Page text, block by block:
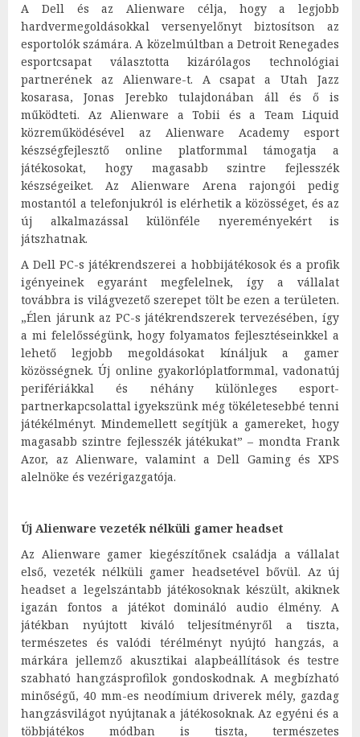
A Dell és az Alienware célja, hogy a legjobb
hardvermegoldásokkal versenyelőnyt biztosítson az
esportolók számára. A közelmúltban a Detroit Renegades
esportcsapat választotta kizárólagos technológiai
partnerének az Alienware-t. A csapat a Utah Jazz
kosarasa, Jonas Jerebko tulajdonában áll és ő is
működteti. Az Alienware a Tobii és a Team Liquid
közreműködésével az Alienware Academy esport
készségfejlesztő online platformmal támogatja a
játékosokat, hogy magasabb szintre fejlesszék
készségeiket. Az Alienware Arena rajongói pedig
mostantól a telefonjukról is elérhetik a közösséget, és az
új alkalmazással különféle nyereményekért is
játszhatnak.
A Dell PC-s játékrendszerei a hobbijátékosok és a profik
igényeinek egyaránt megfelelnek, így a vállalat
továbbra is világvezető szerepet tölt be ezen a területen.
„Élen járunk az PC-s játékrendszerek tervezésében, így
a mi felelősségünk, hogy folyamatos fejlesztéseinkkel a
lehető legjobb megoldásokat kínáljuk a gamer
közösségnek. Új online gyakorlóplatformmal, vadonatúj
perifériákkal és néhány különleges esport-
partnerkapcsolattal igyekszünk még tökéletesebbé tenni
játékélményt. Mindemellett segítjük a gamereket, hogy
magasabb szintre fejlesszék játékukat” – mondta Frank
Azor, az Alienware, valamint a Dell Gaming és XPS
alelnöke és vezérigazgatója.
Új Alienware vezeték nélküli gamer headset
Az Alienware gamer kiegészítőnek családja a vállalat
első, vezeték nélküli gamer headsetével bővül. Az új
headset a legelszántabb játékosoknak készült, akiknek
igazán fontos a játékot domináló audio élmény. A
játékban nyújtott kiváló teljesítményről a tiszta,
természetes és valódi térélményt nyújtó hangzás, a
márkára jellemző akusztikai alapbeállítások és testre
szabható hangzásprofilok gondoskodnak. A megbízható
minőségű, 40 mm-es neodímium driverek mély, gazdag
hangzásvilágot nyújtanak a játékosoknak. Az egyéni és a
többjátékos módban is tiszta, természetes